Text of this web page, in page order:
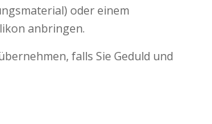
oder einem
anbringen.
falls Sie Geduld und